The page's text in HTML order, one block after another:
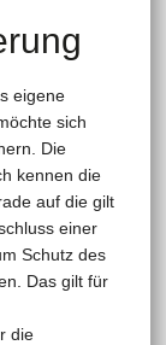
eigene
sich
Die
kennen die
auf die gilt
einer
Schutz des
Das gilt für
die